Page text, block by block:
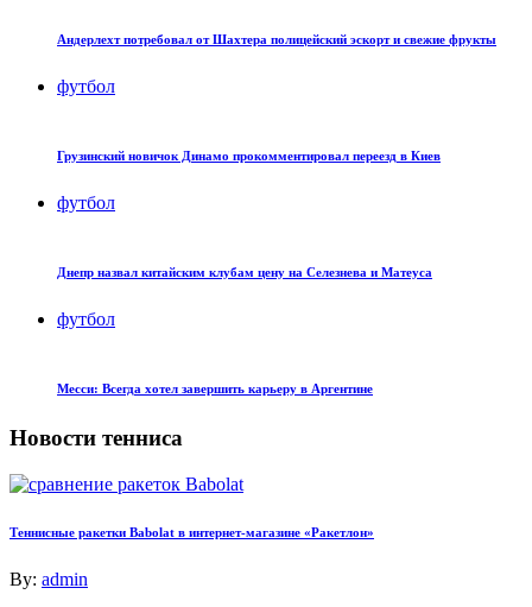
Андерлехт потребовал от Шахтера полицейский эскорт и свежие фрукты
футбол
Грузинский новичок Динамо прокомментировал переезд в Киев
футбол
Днепр назвал китайским клубам цену на Селезнева и Матеуса
футбол
Месси: Всегда хотел завершить карьеру в Аргентине
Новости тенниса
Теннисные ракетки Babolat в интернет-магазине «Ракетлон»
By: admin